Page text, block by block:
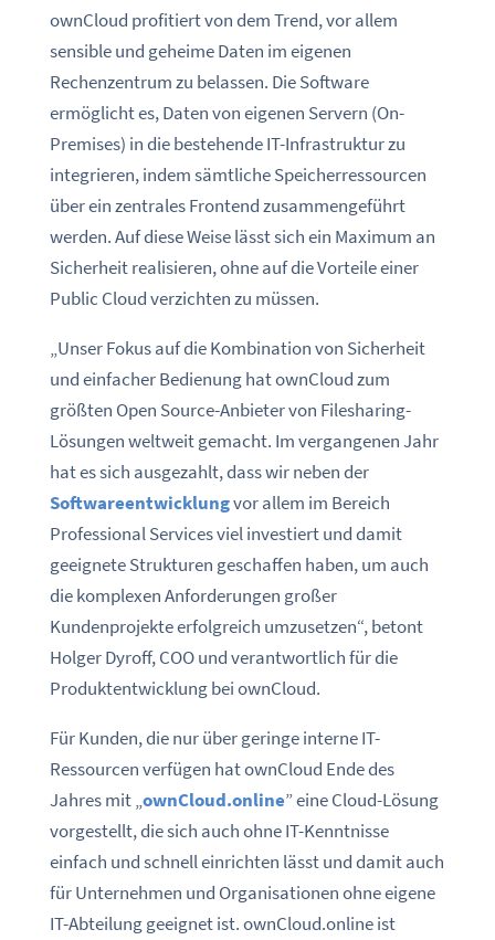
ownCloud profitiert von dem Trend, vor allem
sensible und geheime Daten im eigenen
Rechenzentrum zu belassen. Die Software
ermöglicht es, Daten von eigenen Servern (On-
Premises) in die bestehende IT-Infrastruktur zu
integrieren, indem sämtliche Speicherressourcen
über ein zentrales Frontend zusammengeführt
werden. Auf diese Weise lässt sich ein Maximum an
Sicherheit realisieren, ohne auf die Vorteile einer
Public Cloud verzichten zu müssen.
„Unser Fokus auf die Kombination von Sicherheit
und einfacher Bedienung hat ownCloud zum
größten Open Source-Anbieter von Filesharing-
Lösungen weltweit gemacht. Im vergangenen Jahr
hat es sich ausgezahlt, dass wir neben der
Softwareentwicklungvor allem im Bereich
Professional Services viel investiert und damit
geeignete Strukturen geschaffen haben, um auch
die komplexen Anforderungen großer
Kundenprojekte erfolgreich umzusetzen“, betont
Holger Dyroff, COO und verantwortlich für die
Produktentwicklung bei ownCloud.
Für Kunden, die nur über geringe interne IT-
Ressourcen verfügen hat ownCloud Ende des
Jahres mit „ownCloud.online” eine Cloud-Lösung
vorgestellt, die sich auch ohne IT-Kenntnisse
einfach und schnell einrichten lässt und damit auch
für Unternehmen und Organisationen ohne eigene
IT-Abteilung geeignet ist. ownCloud.online ist